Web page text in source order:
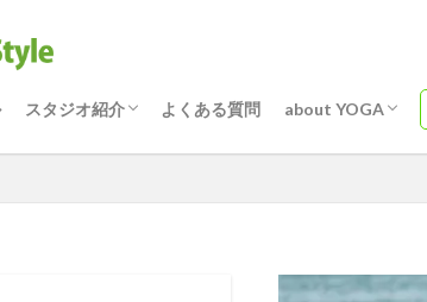
スタジオ紹介
ONLINE オンライン レッスン
津田沼駅徒歩5分｜ヨガ・ピラティス・エア
千葉駅徒歩5分のヨガ・ピラティス・エアリ
能見台駅徒歩1分｜ヨガ・ピラティス・エア
運営会社 インスタイル株式会社
よくある質問 about YOGA
ヨガと自律神経
現在ヨガ
パタンジャリ
ヨーガ・スート
バガヴァッド・
プラーナとは
リアル｜津田沼スタジオ
アルヨガ｜インスタイル千葉スタジオ
リアルヨガ｜能見台スタジオ